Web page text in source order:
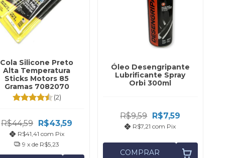
Cola Silicone Preto
Alta Temperatura
Sticks Motors 85
Gramas 7082070
(2)
R$44,59 R$43,59
R$41,41 com Pix
9 x de R$5,23
Óleo Desengripante
Lubrificante Spray
Orbi 300ml
R$9,59 R$7,59
R$7,21com Pix
COMPRAR